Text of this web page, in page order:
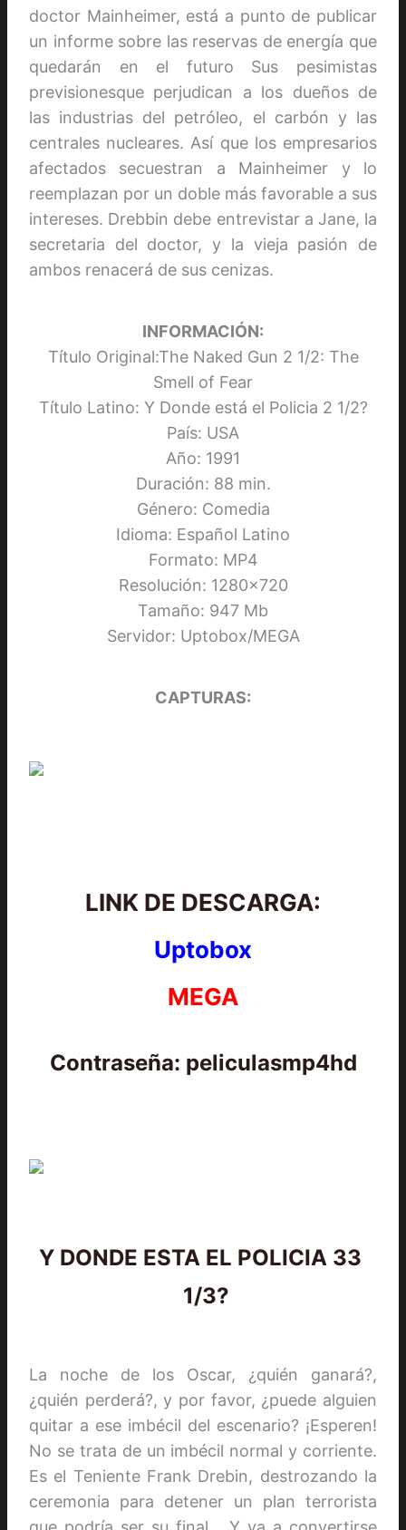
doctor Mainheimer, está a punto de publicar
un informe sobre las reservas de energía que
quedarán en el futuro Sus pesimistas
previsionesque perjudican a los dueños de
las industrias del petróleo, el carbón y las
centrales nucleares. Así que los empresarios
afectados secuestran a Mainheimer y lo
reemplazan por un doble más favorable a sus
intereses. Drebbin debe entrevistar a Jane, la
secretaria del doctor, y la vieja pasión de
ambos renacerá de sus cenizas.
INFORMACIÓN:
Título Original:The Naked Gun 2 1/2: The
Smell of Fear
Título Latino: Y Donde está el Policia 2 1/2?
País: USA
Año: 1991
Duración: 88 min.
Género: Comedia
Idioma: Español Latino
Formato: MP4
Resolución: 1280×720
Tamaño: 947 Mb
Servidor: Uptobox/MEGA
CAPTURAS:
LINK DE DESCARGA:
Uptobox
MEGA
Contraseña: peliculasmp4hd
Y DONDE ESTA EL POLICIA 33
1/3?
La noche de los Oscar, ¿quién ganará?,
¿quién perderá?, y por favor, ¿puede alguien
quitar a ese imbécil del escenario? ¡Esperen!
No se trata de un imbécil normal y corriente.
Es el Teniente Frank Drebin, destrozando la
ceremonia para detener un plan terrorista